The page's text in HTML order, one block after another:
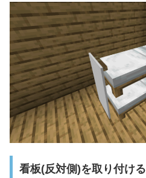
看板(反対側)を取り付ける